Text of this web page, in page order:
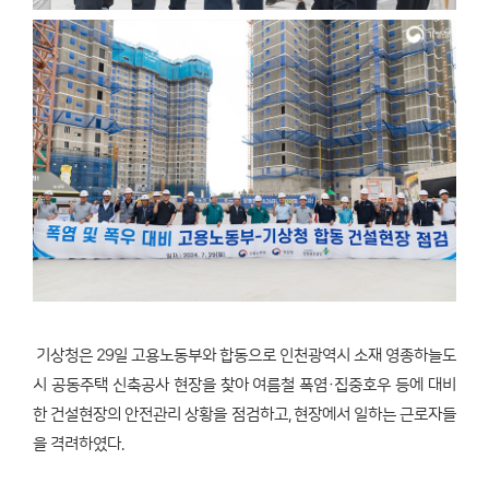
기상청은 29일 고용노동부와 합동으로 인천광역시 소재 영종하늘도
시 공동주택 신축공사 현장을 찾아 여름철 폭염·집중호우 등에 대비
한 건설현장의 안전관리 상황을 점검하고, 현장에서 일하는 근로자들
을 격려하였다.